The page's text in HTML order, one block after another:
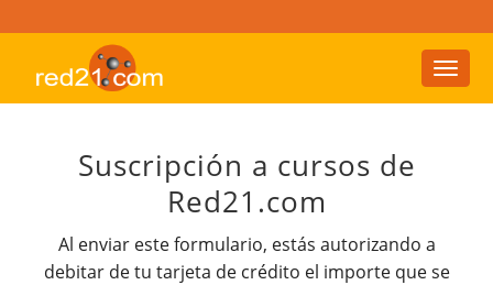
Toggle
Suscripción a cursos de
Red21.com
Al enviar este formulario, estás autorizando a
debitar de tu tarjeta de crédito el importe que se